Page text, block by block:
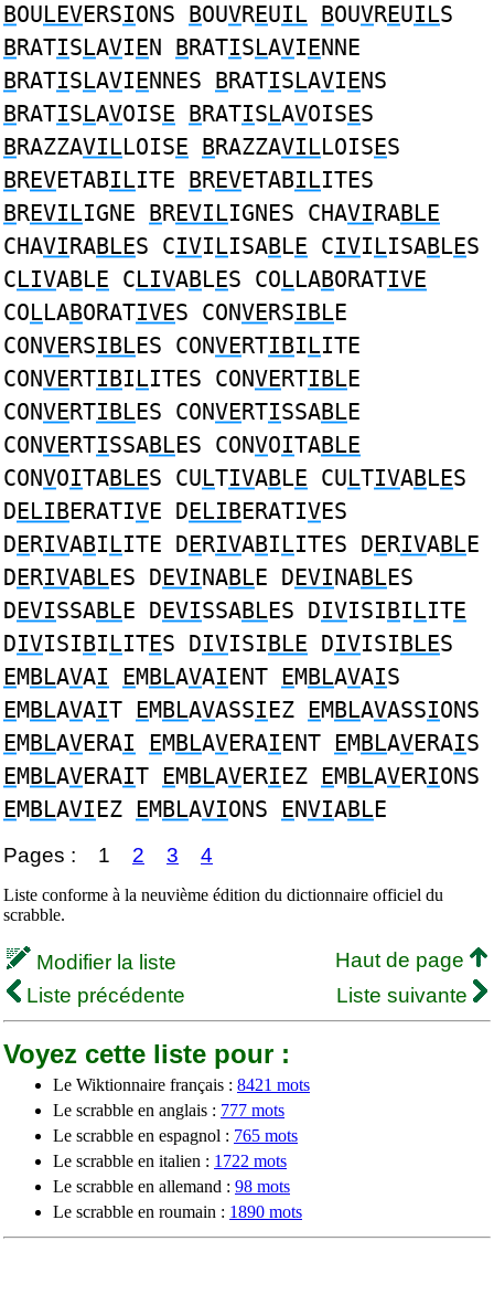
BOULEVERSIONS BOUVREUIL BOUVREUILS
BRATISLAVIEN BRATISLAVIENNE
BRATISLAVIENNES BRATISLAVIENS
BRATISLAVOISE BRATISLAVOISES
BRAZZAVILLOISE BRAZZAVILLOISES
BREVETABILITE BREVETABILITES
BREVILIGNE BREVILIGNES CHAVIRABLE
CHAVIRABLES CIVILISABLE CIVILISABLES
CLIVABLE CLIVABLES COLLABORATIVE
COLLABORATIVES CONVERSIBLE
CONVERSIBLES CONVERTIBILITE
CONVERTIBILITES CONVERTIBLE
CONVERTIBLES CONVERTISSABLE
CONVERTISSABLES CONVOITABLE
CONVOITABLES CULTIVABLE CULTIVABLES
DELIBERATIVE DELIBERATIVES
DERIVABILITE DERIVABILITES DERIVABLE
DERIVABLES DEVINABLE DEVINABLES
DEVISSABLE DEVISSABLES DIVISIBILITE
DIVISIBILITES DIVISIBLE DIVISIBLES
EMBLAVAI EMBLAVAIENT EMBLAVAIS
EMBLAVAIT EMBLAVASSIEZ EMBLAVASSIONS
EMBLAVERAI EMBLAVERAIENT EMBLAVERAIS
EMBLAVERAIT EMBLAVERIEZ EMBLAVERIONS
EMBLAVIEZ EMBLAVIONS ENVIABLE
Pages : 1 2 3 4
Liste conforme à la neuvième édition du dictionnaire officiel du
scrabble.
Modifier la liste
Haut de page
Liste précédente
Liste suivante
Voyez cette liste pour :
Le Wiktionnaire français : 8421 mots
Le scrabble en anglais : 777 mots
Le scrabble en espagnol : 765 mots
Le scrabble en italien : 1722 mots
Le scrabble en allemand : 98 mots
Le scrabble en roumain : 1890 mots